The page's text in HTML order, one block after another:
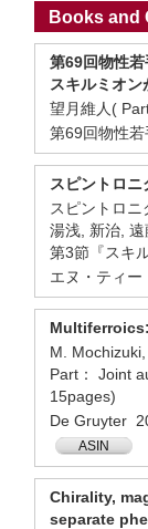
Books and
第69回物性
スキルミオン
望月維人(
第69回物性
スピントロ
スピントロニ
湯浅, 新治,
第3節『スキ
エヌ・ティ
M.
Part： Joint
15pages)
De Gruyter
ASIN
Chirality,
separate